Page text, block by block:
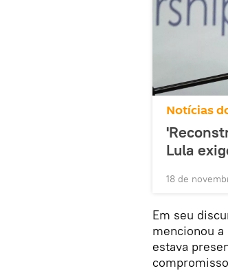
Notícias
Lula
18 de
Em seu
mencionou
estava